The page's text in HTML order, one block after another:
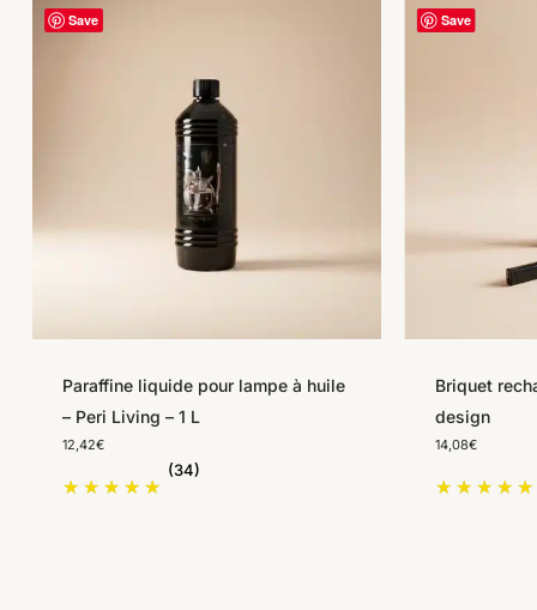
Save
Paraffine liquide pour lampe à huile
– Peri Living – 1 L
12,42€
(34)
Save
Briquet
design
14,08€